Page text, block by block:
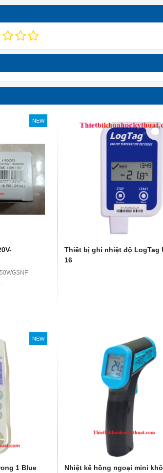
NEW
Thiết bị ghi nhiệt độ LogTag
16
NEW
1 Blue
Nhiệt kế hồng ngoại mini